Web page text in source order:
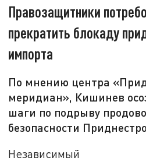
Правозащитники
прекратить блокаду
импорта
По мнению центра
меридиан», Кишинев
шаги по подрыву
безопасности
Независимый